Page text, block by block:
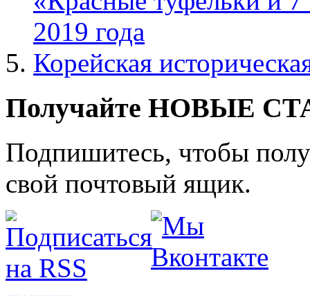
2019 года
Корейская
Получайте НОВЫЕ
Подпишитесь, чтобы
свой почтовый ящик.